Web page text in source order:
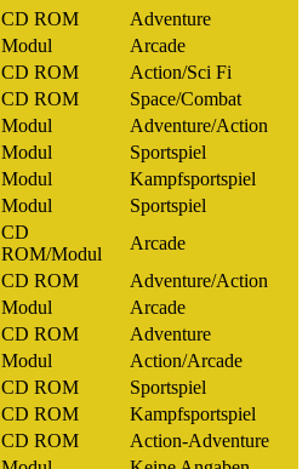
CD ROM
Adventure
Modul
Arcade
CD ROM
Action/Sci Fi
CD ROM
Space/Combat
Modul
Adventure/Action
Modul
Sportspiel
Modul
Kampfsportspiel
Modul
Sportspiel
CD
ROM/Modul
Arcade
CD ROM
Adventure/Action
Modul
Arcade
CD ROM
Adventure
Modul
Action/Arcade
CD ROM
Sportspiel
CD ROM
Kampfsportspiel
CD ROM
Action-Adventure